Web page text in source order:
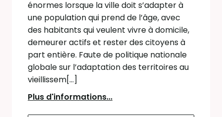
énormes lorsque la ville doit s’adapter à
une population qui prend de l’âge, avec
des habitants qui veulent vivre à domicile,
demeurer actifs et rester des citoyens à
part entière. Faute de politique nationale
globale sur l’adaptation des territoires au
vieillissem[...]
Plus d'informations...